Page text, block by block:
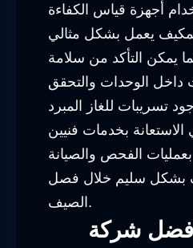
أجهزة قياس الكفاءة
يعمل بشكل مثالي
يمكن التأكد من سلامة
داخل الوحدات والتحقق
الاستعانة بخدمات فنيين
الفحص والصيانة
بشكل سليم خلال فصل
الصيف.
أفضل شركة